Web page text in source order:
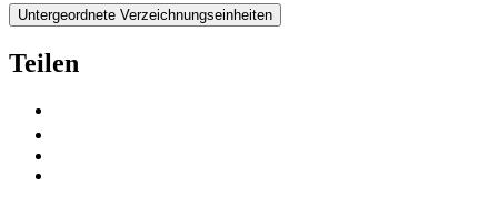
Untergeordnete Verzeichnungseinheiten
Teilen